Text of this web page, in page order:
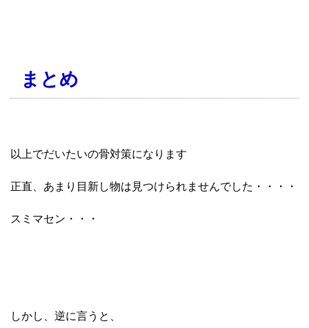
まとめ
以上でだいたいの骨対策になります
正直、あまり目新し物は見つけられませんでした・・・・
スミマセン・・・
しかし、逆に言うと、